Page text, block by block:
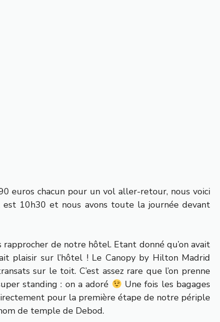
euros chacun pour un vol aller-retour, nous voici
10h30 et nous avons toute la journée devant
de notre hôtel. Etant donné qu’on avait
plaisir sur l’hôtel ! Le Canopy by Hilton Madrid
sur le toit. C’est assez rare que l’on prenne
standing : on a adoré
Une fois les bagages
pour la première étape de notre périple
de temple de Debod.